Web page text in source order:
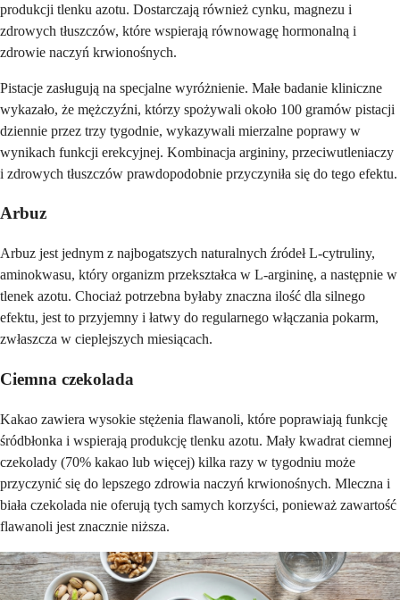
produkcji tlenku azotu. Dostarczają również cynku, magnezu i
zdrowych tłuszczów, które wspierają równowagę hormonalną i
zdrowie naczyń krwionośnych.
Pistacje zasługują na specjalne wyróżnienie. Małe badanie kliniczne
wykazało, że mężczyźni, którzy spożywali około 100 gramów pistacji
dziennie przez trzy tygodnie, wykazywali mierzalne poprawy w
wynikach funkcji erekcyjnej. Kombinacja argininy, przeciwutleniaczy
i zdrowych tłuszczów prawdopodobnie przyczyniła się do tego efektu.
Arbuz
Arbuz jest jednym z najbogatszych naturalnych źródeł L-cytruliny,
aminokwasu, który organizm przekształca w L-argininę, a następnie w
tlenek azotu. Chociaż potrzebna byłaby znaczna ilość dla silnego
efektu, jest to przyjemny i łatwy do regularnego włączania pokarm,
zwłaszcza w cieplejszych miesiącach.
Ciemna czekolada
Kakao zawiera wysokie stężenia flawanoli, które poprawiają funkcję
śródbłonka i wspierają produkcję tlenku azotu. Mały kwadrat ciemnej
czekolady (70% kakao lub więcej) kilka razy w tygodniu może
przyczynić się do lepszego zdrowia naczyń krwionośnych. Mleczna i
biała czekolada nie oferują tych samych korzyści, ponieważ zawartość
flawanoli jest znacznie niższa.